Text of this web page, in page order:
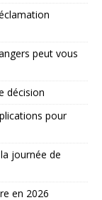
peut vous
décision
pour
journée de
en 2026